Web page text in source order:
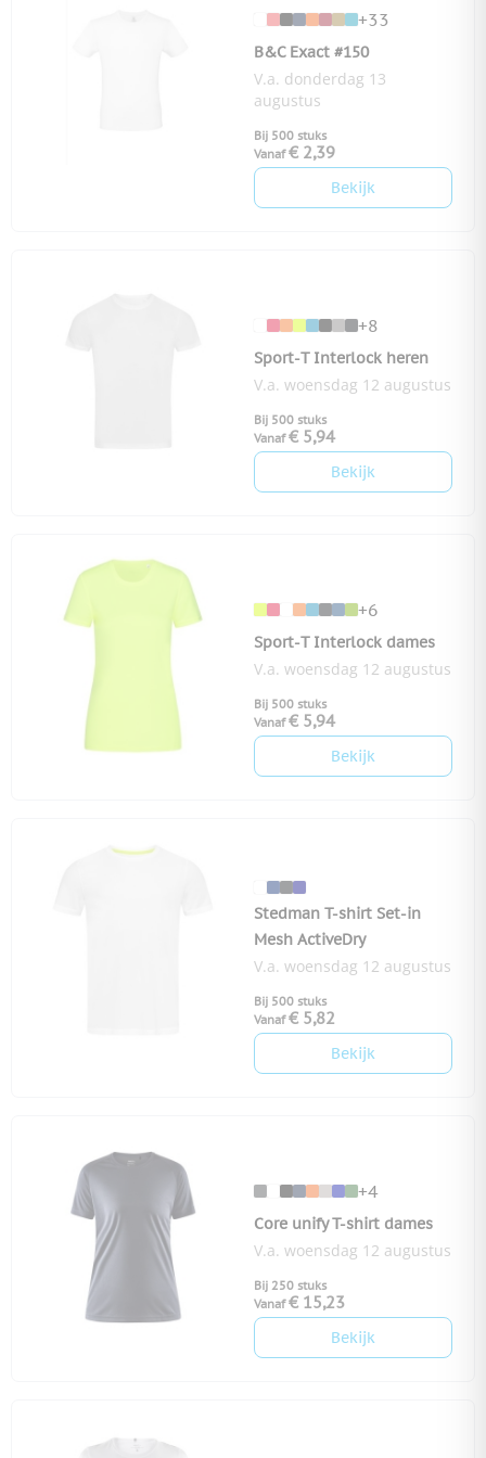
+33
B&C Exact #150
V.a. donderdag 13
augustus
Bij 500 stuks
Vanaf € 2,39
Bekijk
+8
Sport-T Interlock heren
V.a. woensdag 12 augustus
Bij 500 stuks
Vanaf € 5,94
Bekijk
+6
Sport-T Interlock dames
V.a. woensdag 12 augustus
Bij 500 stuks
Vanaf € 5,94
Bekijk
Stedman T-shirt Set-in
Mesh ActiveDry
V.a. woensdag 12 augustus
Bij 500 stuks
Vanaf € 5,82
Bekijk
+4
Core unify T-shirt dames
V.a. woensdag 12 augustus
Bij 250 stuks
Vanaf € 15,23
Bekijk